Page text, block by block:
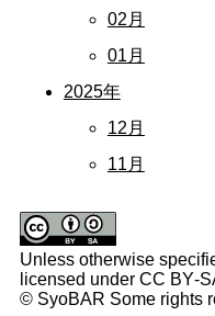
02月
01月
2025年
12月
11月
Unless otherwise
licensed under CC BY-
© SyoBAR Some rights